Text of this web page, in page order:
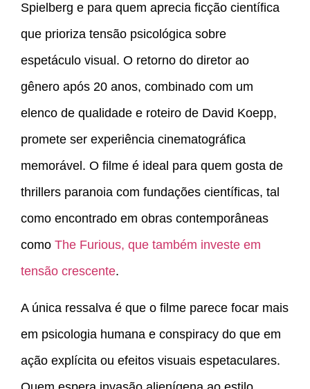
Spielberg e para quem aprecia ficção científica
que prioriza tensão psicológica sobre
espetáculo visual. O retorno do diretor ao
gênero após 20 anos, combinado com um
elenco de qualidade e roteiro de David Koepp,
promete ser experiência cinematográfica
memorável. O filme é ideal para quem gosta de
thrillers paranoia com fundações científicas, tal
como encontrado em obras contemporâneas
como The Furious, que também investe em
tensão crescente.
A única ressalva é que o filme parece focar mais
em psicologia humana e conspiracy do que em
ação explícita ou efeitos visuais espetaculares.